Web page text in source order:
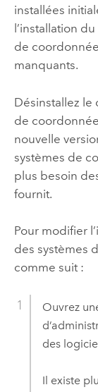
installées
l’installation
de
manquants.
Désinstallez le
de
nouvelle
systèmes de
plus besoin
fournit.
Pour modifier
des systèmes
comme suit :
Ouvrez
des
Il existe